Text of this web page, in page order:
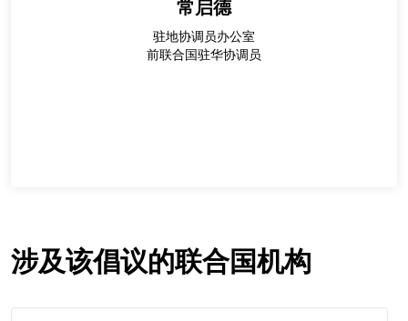
常启德
驻地协调员办公室
前联合国驻华协调员
涉及该倡议的联合国机构